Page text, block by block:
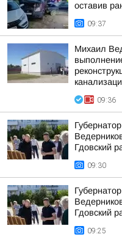
оставив
09:37
Михаил
09:36
Гдовский
09:30
Гдовский
09:25